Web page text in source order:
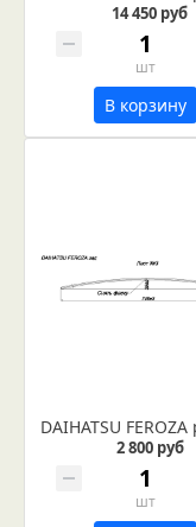
14 450 руб
шт
В корзину
2 800 руб
шт